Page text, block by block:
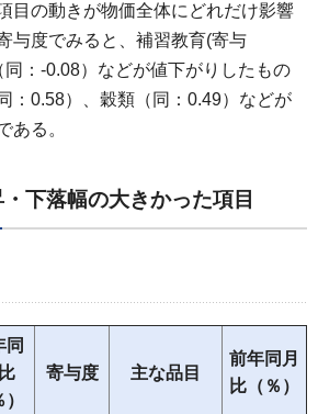
目の動きが物価全体にどれだけ影響
与度でみると、補習教育(寄与
同：-0.08）などが値下がりしたもの
：0.58）、穀類（同：0.49）などが
ある。
下落幅の大きかった項目
同
）
寄与度 主な品目
前年同月
比（％）